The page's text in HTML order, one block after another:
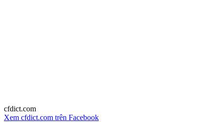
cfdict.com
Xem cfdict.com trên Facebook